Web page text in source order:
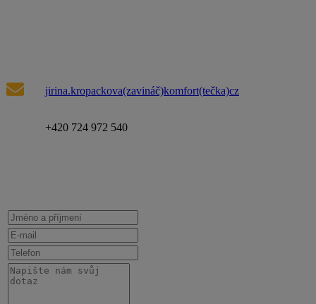
jirina.kropackova(zavináč)komfort(tečka)cz
+420 724 972 540